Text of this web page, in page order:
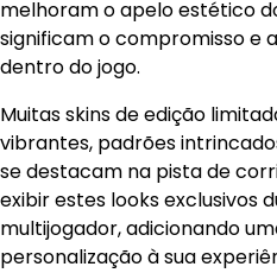
melhoram o apelo estético
significam o compromisso e
dentro do jogo.
Muitas skins de edição
vibrantes, padrões
se destacam na pista de
exibir estes looks exclusivos
multijogador, adicionando
personalização à sua